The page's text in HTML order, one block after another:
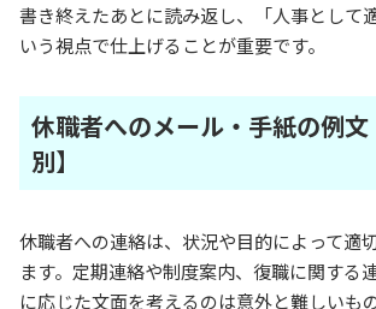
書き終えたあとに読み返し、「人事として
いう視点で仕上げることが重要です。
休職者へのメール・手紙の例文
別】
休職者への連絡は、状況や目的によって適
ます。定期連絡や制度案内、復職に関する
に応じた文面を考えるのは意外と難しいもの